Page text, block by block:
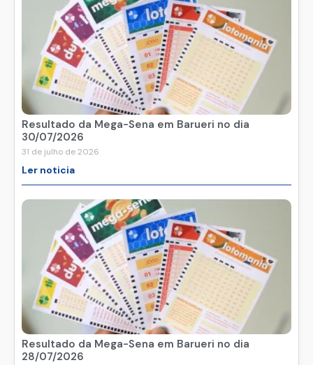
Resultado da Mega-Sena em Barueri no dia
30/07/2026
31 de julho de 2026
Ler noticia
Resultado da Mega-Sena em Barueri no dia
28/07/2026